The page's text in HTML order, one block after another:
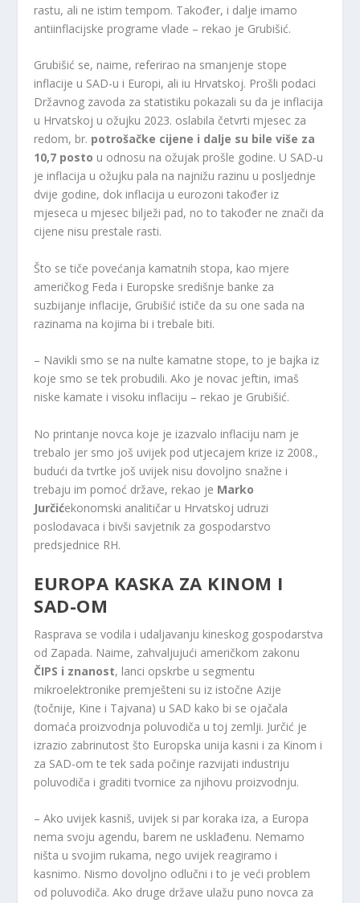
rastu, ali ne istim tempom. Također, i dalje imamo
antiinflacijske programe vlade – rekao je Grubišić.
Grubišić se, naime, referirao na smanjenje stope
inflacije u SAD-u i Europi, ali iu Hrvatskoj. Prošli podaci
Državnog zavoda za statistiku pokazali su da je inflacija
u Hrvatskoj u ožujku 2023. oslabila četvrti mjesec za
redom, br. potrošačke cijene i dalje su bile više za
10,7 posto u odnosu na ožujak prošle godine. U SAD-u
je inflacija u ožujku pala na najnižu razinu u posljednje
dvije godine, dok inflacija u eurozoni također iz
mjeseca u mjesec bilježi pad, no to također ne znači da
cijene nisu prestale rasti.
Što se tiče povećanja kamatnih stopa, kao mjere
američkog Feda i Europske središnje banke za
suzbijanje inflacije, Grubišić ističe da su one sada na
razinama na kojima bi i trebale biti.
– Navikli smo se na nulte kamatne stope, to je bajka iz
koje smo se tek probudili. Ako je novac jeftin, imaš
niske kamate i visoku inflaciju – rekao je Grubišić.
No printanje novca koje je izazvalo inflaciju nam je
trebalo jer smo još uvijek pod utjecajem krize iz 2008.,
budući da tvrtke još uvijek nisu dovoljno snažne i
trebaju im pomoć države, rekao je Marko
Jurčićekonomski analitičar u Hrvatskoj udruzi
poslodavaca i bivši savjetnik za gospodarstvo
predsjednice RH.
EUROPA KASKA ZA KINOM I
SAD-OM
Rasprava se vodila i udaljavanju kineskog gospodarstva
od Zapada. Naime, zahvaljujući američkom zakonu
ČIPS i znanost, lanci opskrbe u segmentu
mikroelektronike premješteni su iz istočne Azije
(točnije, Kine i Tajvana) u SAD kako bi se ojačala
domaća proizvodnja poluvodiča u toj zemlji. Jurčić je
izrazio zabrinutost što Europska unija kasni i za Kinom i
za SAD-om te tek sada počinje razvijati industriju
poluvodiča i graditi tvornice za njihovu proizvodnju.
– Ako uvijek kasniš, uvijek si par koraka iza, a Europa
nema svoju agendu, barem ne usklađenu. Nemamo
ništa u svojim rukama, nego uvijek reagiramo i
kasnimo. Nismo dovoljno odlučni i to je veći problem
od poluvodiča. Ako druge države ulažu puno novca za